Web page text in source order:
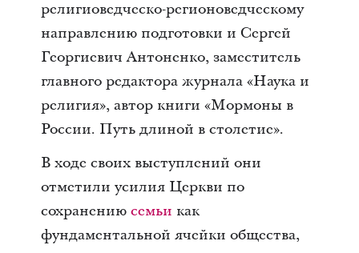
религиоведческо-регионоведческому
направлению подготовки и Сергей
Георгиевич Антоненко, заместитель
главного редактора журнала «Наука и
религия», автор книги «Мормоны в
России. Путь длиной в столетие».
В ходе своих выступлений они
отметили усилия Церкви по
сохранению семьи как
фундаментальной ячейки общества,